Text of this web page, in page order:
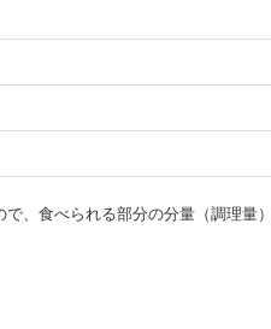
、食べられる部分の分量（調理量